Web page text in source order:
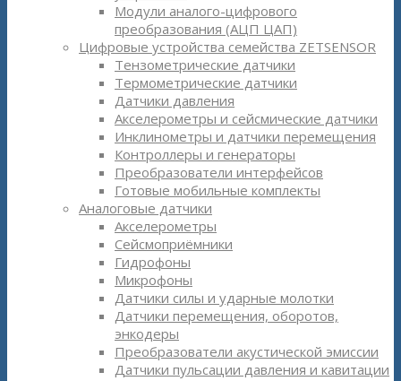
Модули аналого-цифрового
преобразования (АЦП ЦАП)
Цифровые устройства семейства ZETSENSOR
Тензометрические датчики
Термометрические датчики
Датчики давления
Акселерометры и сейсмические датчики
Инклинометры и датчики перемещения
Контроллеры и генераторы
Преобразователи интерфейсов
Готовые мобильные комплекты
Аналоговые датчики
Акселерометры
Сейсмоприёмники
Гидрофоны
Микрофоны
Датчики силы и ударные молотки
Датчики перемещения, оборотов,
энкодеры
Преобразователи акустической эмиссии
Датчики пульсации давления и кавитации